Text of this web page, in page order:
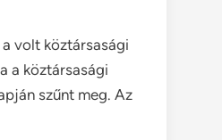
volt köztársasági
a köztársasági
szűnt meg. Az